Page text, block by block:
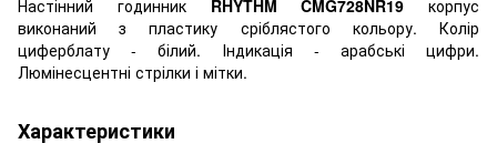
Настінний годинник RHYTHM CMG728NR19 корпус
виконаний з пластику сріблястого кольору. Колір
циферблату - білий. Індикація - арабські цифри.
Люмінесцентні стрілки і мітки.
Характеристики